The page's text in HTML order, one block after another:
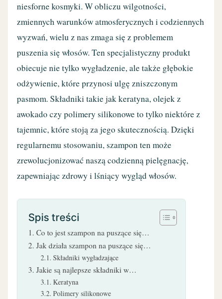
niesforne kosmyki. W obliczu wilgotności,
zmiennych warunków atmosferycznych i codziennych
wyzwań, wielu z nas zmaga się z problemem
puszenia się włosów. Ten specjalistyczny produkt
obiecuje nie tylko wygładzenie, ale także głębokie
odżywienie, które przynosi ulgę zniszczonym
pasmom. Składniki takie jak keratyna, olejek z
awokado czy polimery silikonowe to tylko niektóre z
tajemnic, które stoją za jego skutecznością. Dzięki
regularnemu stosowaniu, szampon ten może
zrewolucjonizować naszą codzienną pielęgnację,
zapewniając zdrowy i lśniący wygląd włosów.
Spis treści
Co to jest szampon na puszące się…
Jak działa szampon na puszące się…
Składniki wygładzające
Jakie są najlepsze składniki w…
Keratyna
Polimery silikonowe